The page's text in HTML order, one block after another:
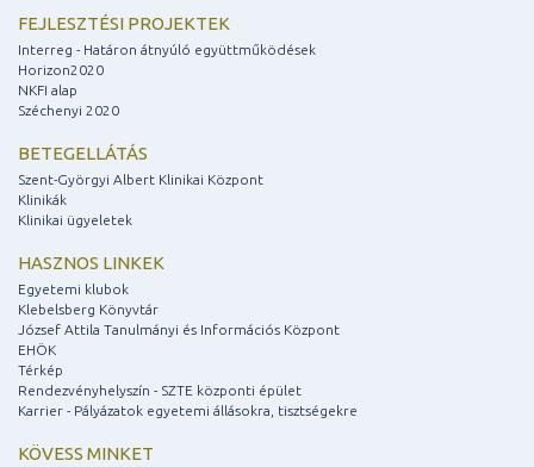
FEJLESZTÉSI PROJEKTEK
Interreg - Határon átnyúló együttműködések
Horizon2020
NKFI alap
Széchenyi 2020
BETEGELLÁTÁS
Szent-Györgyi Albert Klinikai Központ
Klinikák
Klinikai ügyeletek
HASZNOS LINKEK
Egyetemi klubok
Klebelsberg Könyvtár
József Attila Tanulmányi és Információs Központ
EHÖK
Térkép
Rendezvényhelyszín - SZTE központi épület
Karrier - Pályázatok egyetemi állásokra, tisztségekre
KÖVESS MINKET